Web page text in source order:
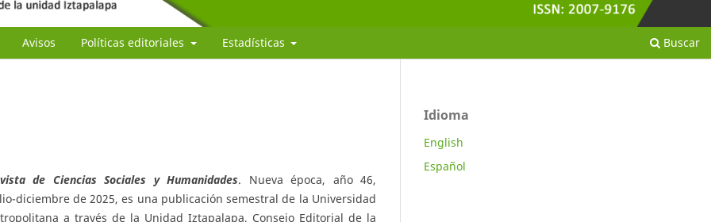
Avisos Políticas editoriales Estadísticas Buscar
de Ciencias Sociales y Humanidades. Nueva época, año 46,
diciembre de 2025, es una publicación semestral de la Universidad
a través de la Unidad Iztapalapa, Consejo Editorial de la
Idioma
English
Español